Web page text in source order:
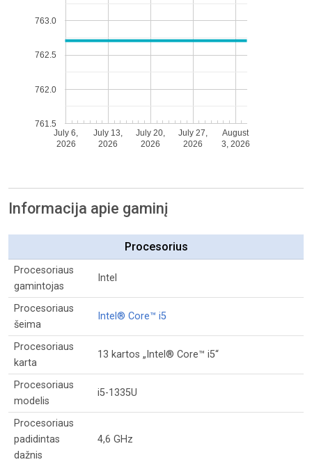
July 6,
2026
July 13,
2026
July 20,
2026
July 27,
2026
August
3, 2026
761.5
762.0
762.5
763.0
Informacija apie gaminį
Procesorius
Procesoriaus
gamintojas
Intel
Procesoriaus
šeima
Intel® Core™ i5
Procesoriaus
karta
13 kartos „Intel® Core™ i5“
Procesoriaus
modelis
i5-1335U
Procesoriaus
padidintas
dažnis
4,6 GHz